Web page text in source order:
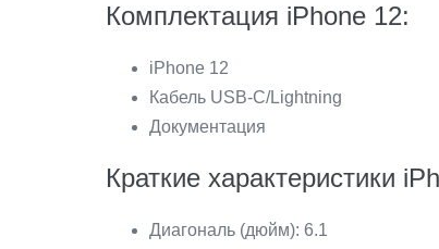
Комплектация iPhone 12:
iPhone 12
Кабель USB-C/Lightning
Документация
Краткие характеристики
Диагональ (дюйм): 6.1